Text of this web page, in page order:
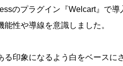
のプラグイン『Welcart』で
性や導線を意識しました。
印象になるよう白をベースに